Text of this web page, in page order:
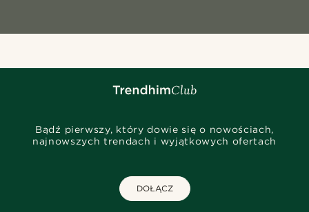
Bądź pierwszy, który dowie się o nowościach,
najnowszych trendach i wyjątkowych ofertach
DOŁĄCZ